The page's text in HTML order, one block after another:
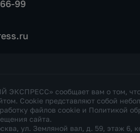
99
сообщает вам о том, что
Cookie представляют собой
файлов cookie и Политикой
сайта.
ул. Земляной вал, д. 59, этаж 6,